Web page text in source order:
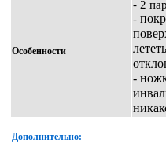
Особенности
- 2
-
-
Дополнительно: